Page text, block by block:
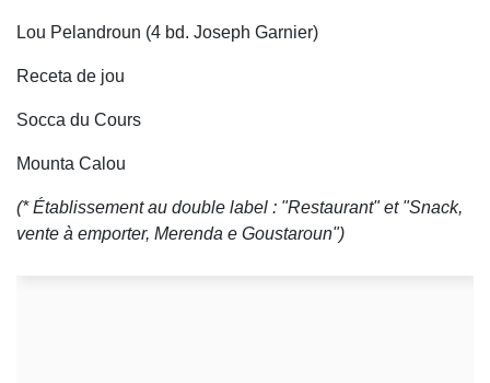
Lou Pelandroun (4 bd. Joseph Garnier)
Receta de jou
Socca du Cours
Mounta Calou
(* Établissement au double label : "Restaurant" et "Snack,
vente à emporter, Merenda e Goustaroun")